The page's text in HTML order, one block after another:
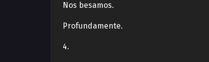
Nos besamos.
Profundamente.
4.